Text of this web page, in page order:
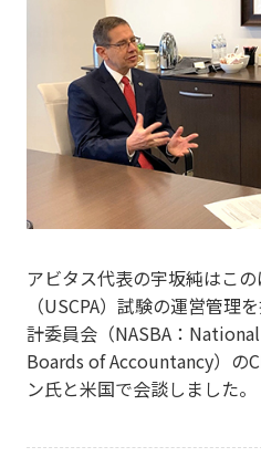
アビタス代表の宇坂純はこ
（USCPA）試験の運営管理
計委員会（NASBA：
Boards of Accountancy）の
ン氏と米国で会談しました。